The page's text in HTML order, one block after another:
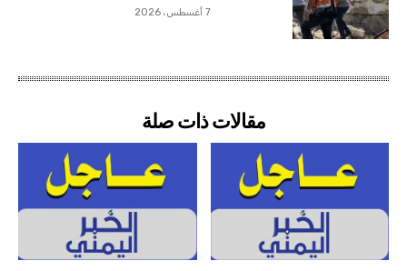
7 أغسطس، 2026
مقالات ذات صلة